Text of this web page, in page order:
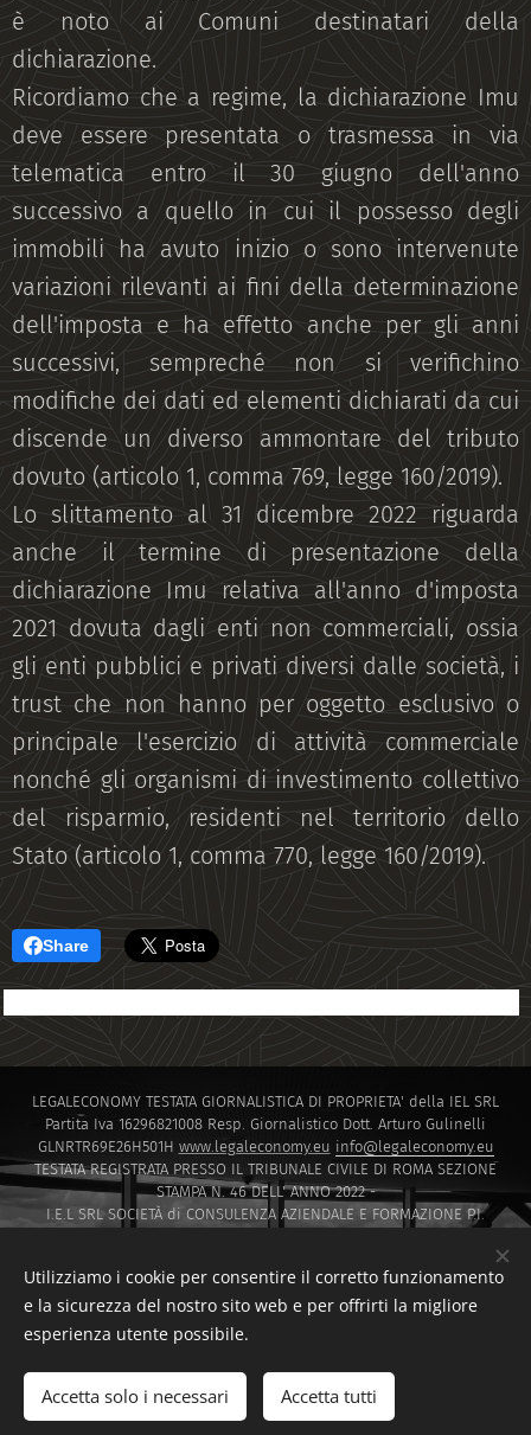
è noto ai Comuni destinatari della
dichiarazione.
Ricordiamo che a regime, la dichiarazione Imu
deve essere presentata o trasmessa in via
telematica entro il 30 giugno dell'anno
successivo a quello in cui il possesso degli
immobili ha avuto inizio o sono intervenute
variazioni rilevanti ai fini della determinazione
dell'imposta e ha effetto anche per gli anni
successivi, sempreché non si verifichino
modifiche dei dati ed elementi dichiarati da cui
discende un diverso ammontare del tributo
dovuto (articolo 1, comma 769, legge 160/2019).
Lo slittamento al 31 dicembre 2022 riguarda
anche il termine di presentazione della
dichiarazione Imu relativa all'anno d'imposta
2021 dovuta dagli enti non commerciali, ossia
gli enti pubblici e privati diversi dalle società, i
trust che non hanno per oggetto esclusivo o
principale l'esercizio di attività commerciale
nonché gli organismi di investimento collettivo
del risparmio, residenti nel territorio dello
Stato (articolo 1, comma 770, legge 160/2019).
Share
LEGALECONOMY TESTATA GIORNALISTICA DI PROPRIETA' della IEL SRL
Partita Iva 16296821008 Resp. Giornalistico Dott. Arturo Gulinelli
GLNRTR69E26H501H www.legaleconomy.eu info@legaleconomy.eu
TESTATA REGISTRATA PRESSO IL TRIBUNALE CIVILE DI ROMA SEZIONE
STAMPA N. 46 DELL' ANNO 2022 -
I.E.L SRL SOCIETÀ di CONSULENZA AZIENDALE E FORMAZIONE P.I.
I.E.L. SRL SOCIETÀ di Capitali ISCRITTA PRESSO LA CAMERA DI COMMERCIO
Via Montello 30 00195 Roma
Sito creato da F.D.T CONSULTING di Francesco Di Tommaso
F.D.T. CONSULTING DI FRANCESCO DI TOMMASO
Utilizziamo i cookie per consentire il corretto funzionamento
e la sicurezza del nostro sito web e per offrirti la migliore
esperienza utente possibile.
Accetta solo i necessari Accetta tutti